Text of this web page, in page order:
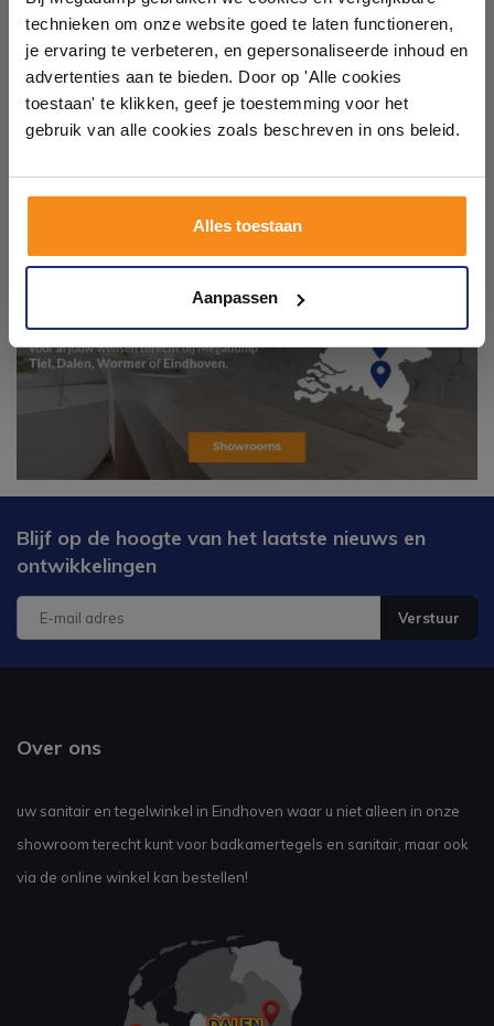
technieken om onze website goed te laten functioneren,
je ervaring te verbeteren, en gepersonaliseerde inhoud en
advertenties aan te bieden. Door op 'Alle cookies
toestaan' te klikken, geef je toestemming voor het
gebruik van alle cookies zoals beschreven in ons beleid.
Alles toestaan
Aanpassen
Blijf op de hoogte van het laatste nieuws en
ontwikkelingen
Verstuur
Over ons
uw sanitair en tegelwinkel in Eindhoven waar u niet alleen in onze
showroom terecht kunt voor badkamertegels en sanitair, maar ook
via de online winkel kan bestellen!
Laat je inspireren door 21 volledig ingerichte
badkameropstellingen – van compact tot luxe. Onze
ervaren adviseurs helpen je persoonlijk, en je vindt
tegels & sanitair direct uit voorraad. Gratis parkeren
op eigen terrein.
Kom langs en ervaar zelf het verschil!